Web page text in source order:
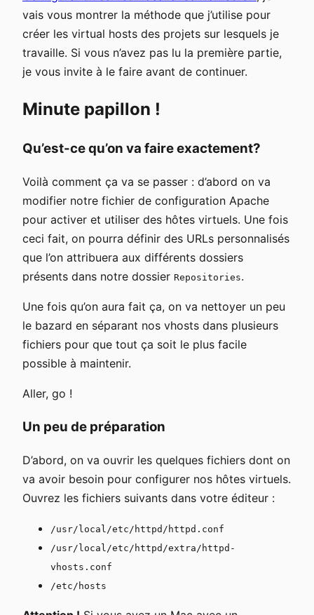
vais vous montrer la méthode que j’utilise pour
créer les virtual hosts des projets sur lesquels je
travaille. Si vous n’avez pas lu la première partie,
je vous invite à le faire avant de continuer.
Minute papillon !
Qu’est-ce qu’on va faire exactement?
Voilà comment ça va se passer : d’abord on va
modifier notre fichier de configuration Apache
pour activer et utiliser des hôtes virtuels. Une fois
ceci fait, on pourra définir des URLs personnalisés
que l’on attribuera aux différents dossiers
présents dans notre dossier Repositories.
Une fois qu’on aura fait ça, on va nettoyer un peu
le bazard en séparant nos vhosts dans plusieurs
fichiers pour que tout ça soit le plus facile
possible à maintenir.
Aller, go !
Un peu de préparation
D’abord, on va ouvrir les quelques fichiers dont on
va avoir besoin pour configurer nos hôtes virtuels.
Ouvrez les fichiers suivants dans votre éditeur :
/usr/local/etc/httpd/httpd.conf
/usr/local/etc/httpd/extra/httpd-
vhosts.conf
/etc/hosts